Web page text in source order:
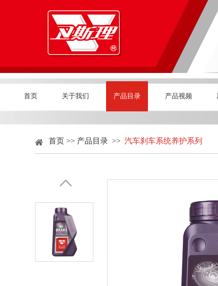
首页 关于我们 产品目录 产品视频
首页 >> 产品目录 >> 汽车刹车系统养护系列